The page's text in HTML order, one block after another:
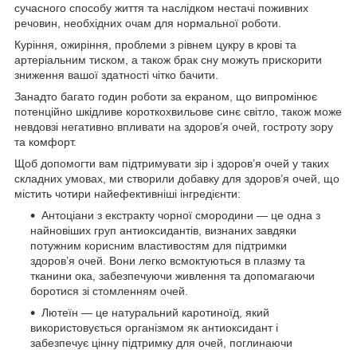
сучасного способу життя та наслідком нестачі поживних
речовин, необхідних очам для нормальної роботи.
Куріння, ожиріння, проблеми з рівнем цукру в крові та
артеріальним тиском, а також брак сну можуть прискорити
зниження вашої здатності чітко бачити.
Занадто багато годин роботи за екраном, що випромінює
потенційно шкідливе короткохвильове синє світло, також може
невдовзі негативно впливати на здоров’я очей, гостроту зору
та комфорт.
Щоб допомогти вам підтримувати зір і здоров’я очей у таких
складних умовах, ми створили добавку для здоров’я очей, що
містить чотири найефективніші інгредієнти:
Антоціани з екстракту чорної смородини — це одна з
найновіших груп антиоксидантів, визнаних завдяки
потужним корисним властивостям для підтримки
здоров’я очей. Вони легко всмоктуються в плазму та
тканини ока, забезпечуючи живлення та допомагаючи
боротися зі стомленням очей.
Лютеїн — це натуральний каротиноїд, який
використовується організмом як антиоксидант і
забезпечує цінну підтримку для очей, поглинаючи